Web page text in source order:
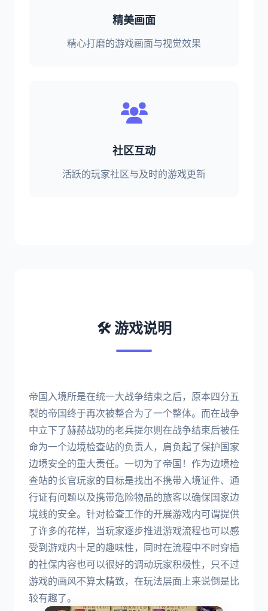
精美画面
精心打磨的游戏画面与视觉效果
社区互动
活跃的玩家社区与及时的游戏更新
🛠️ 游戏说明
帝国入境所是在统一大战争结束之后，原本四分五
裂的帝国终于再次被整合为了一个整体。而在战争
中立下了赫赫战功的老兵提尔则在战争结束后被任
命为一个边境检查站的负责人，肩负起了保护国家
边境安全的重大责任。一切为了帝国！作为边境检
查站的长官玩家的目标是找出不携带入境证件、通
行证有问题以及携带危险物品的旅客以确保国家边
境线的安全。针对检查工作的开展游戏内可谓提供
了许多的花样，当玩家逐步推进游戏流程也可以感
受到游戏内十足的趣味性，同时在流程中不时穿插
的社保内容也可以很好的调动玩家积极性，只不过
游戏的画风不算太精致，在玩法层面上来说倒是比
较有趣了。